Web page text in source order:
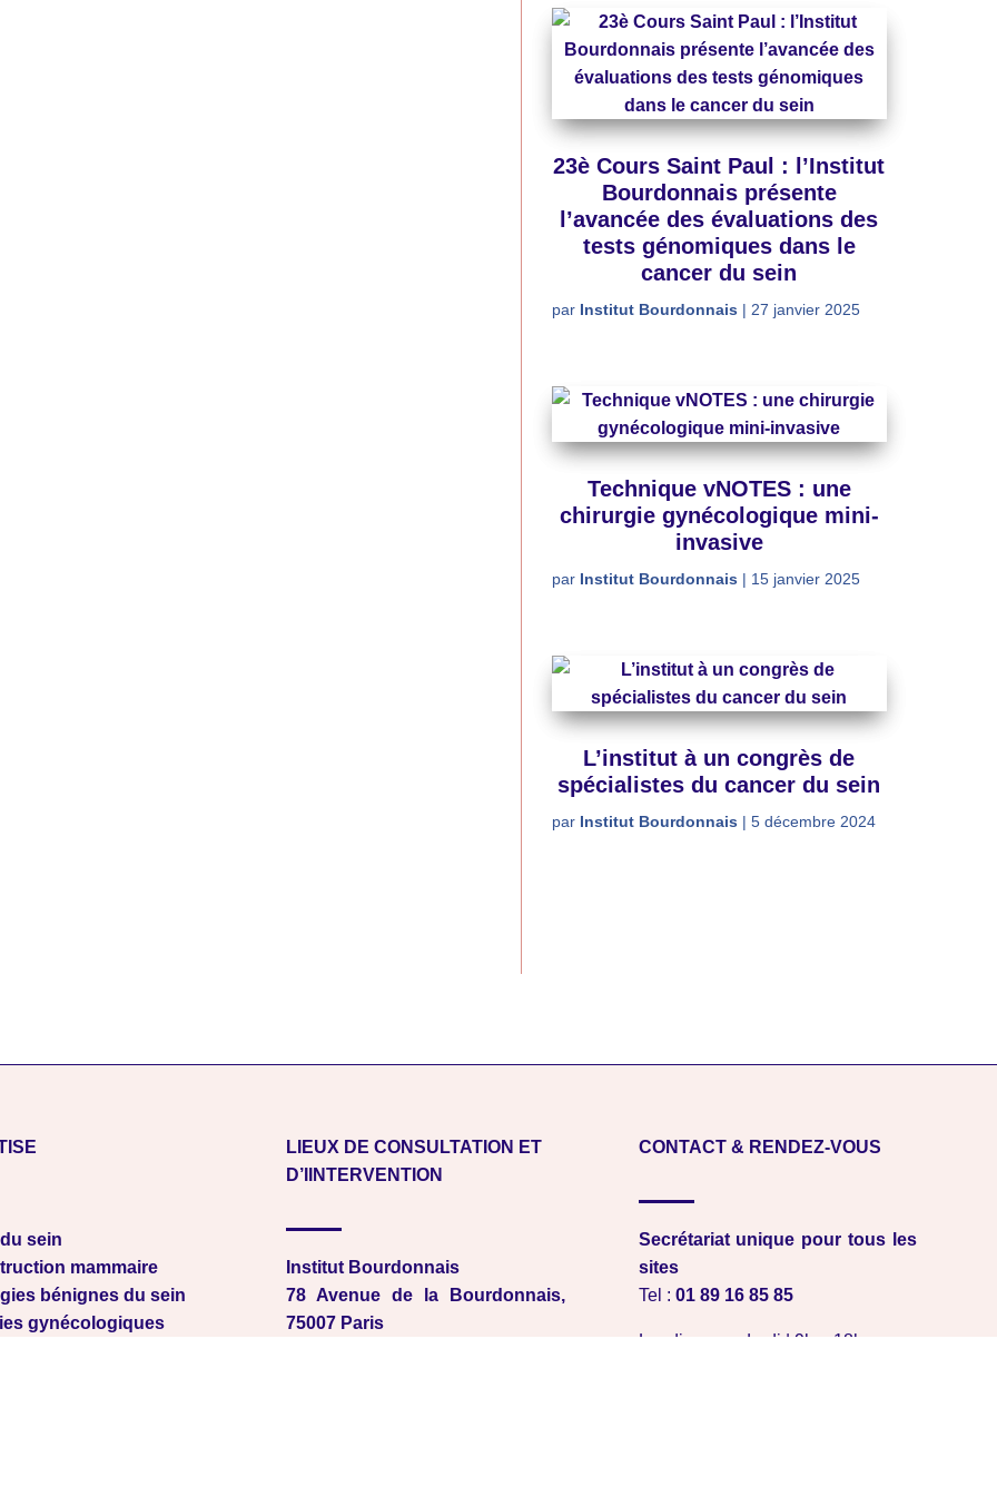
23è Cours Saint Paul : l’Institut
Bourdonnais présente
l’avancée des évaluations des
tests génomiques dans le
cancer du sein
par Institut Bourdonnais | 27 janvier 2025
Technique vNOTES : une
chirurgie gynécologique mini-
invasive
par Institut Bourdonnais | 15 janvier 2025
L’institut à un congrès de
spécialistes du cancer du sein
par Institut Bourdonnais | 5 décembre 2024
sein
mammaire
bénignes du sein
gynécologiques
LIEUX DE CONSULTATION ET
D’IINTERVENTION
Institut Bourdonnais
78 Avenue de la Bourdonnais,
75007 Paris
CONTACT & RENDEZ-VOUS
Secrétariat unique pour tous les
sites
Tel : 01 89 16 85 85
Lundi au vendredi | 9h – 18h